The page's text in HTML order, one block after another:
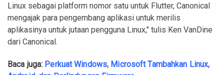
Linux sebagai platform nomor satu untuk Flutter, Canonical
mengajak para pengembang aplikasi untuk merilis
aplikasinya untuk jutaan pengguna Linux," tulis Ken VanDine
dari Canonical.
Baca juga: Perkuat Windows, Microsoft Tambahkan Linux,